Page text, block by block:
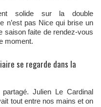
solide sur la double
n’est pas Nice qui brise un
saison faite de rendez-vous
moment.
se regarde dans la
tout entre nos mains et on